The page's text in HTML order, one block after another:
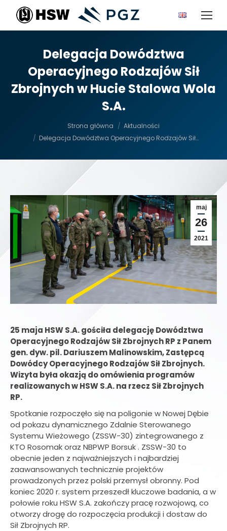
Delegacja Dowództwa
Operacyjnego Rodzajów Sił
Zbrojnych w Hucie Stalowa Wola
S.A.
Strona główna
Aktualności
Delegacja Dowództwa Operacyjnego Rodzajów Sił…
maj
26
2021
25 maja HSW S.A. gościła delegację Dowództwa
Operacyjnego Rodzajów Sił Zbrojnych RP z Panem
gen. dyw. pil. Dariuszem Malinowskim, Zastępcą
Dowódcy Operacyjnego Rodzajów Sił Zbrojnych.
Wizyta była okazją do omówienia programów
realizowanych w HSW S.A. na rzecz Sił Zbrojnych
RP.
Spotkanie rozpoczęło się na poligonie w Nowej Dębie
od pokazu dynamicznego Zdalnie Sterowanego
Systemu Wieżowego (ZSSW-30) zintegrowanego z
KTO Rosomak oraz NBPWP Borsuk . ZSSW-30 to
obecnie jeden z najważniejszych i najbardziej
zaawansowanych technicznie projektów
prowadzonych przez polski przemysł obronny. Pod
koniec 2020 r. system przeszedł kluczowe badania, a w
połowie roku HSW S.A. zakończy pracę rozwojową, co
otworzy drogę do rozpoczęcia produkcji i dostaw do
Sił Zbrojnych RP.